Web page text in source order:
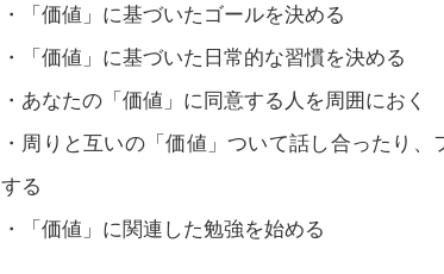
・「価値」に基づいたゴールを決める
・「価値」に基づいた日常的な習慣を決める
・あなたの「価値」に同意する人を周囲におく
・周りと互いの「価値」ついて話し合ったり、
する
・「価値」に関連した勉強を始める